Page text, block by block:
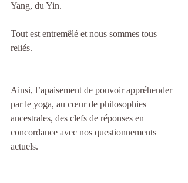
Yang, du Yin.
Tout est entremêlé et nous sommes tous
reliés.
Ainsi, l’apaisement de pouvoir appréhender
par le yoga, au cœur de philosophies
ancestrales, des clefs de réponses en
concordance avec nos questionnements
actuels.